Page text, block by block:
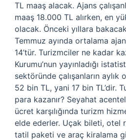
TL maaş alacak. Ajans
maaş 18.000 TL alırken, en
olacak. Önceki yıllara
Temmuz ayında ortalama
14’tür. Turizmciler ne kadar
Kurumu’nun yayınladığı
sektöründe çalışanların aylık
52 bin TL, yani 17 bin TL’dir.
para kazanır? Seyahat
ücret karşılığında turizm
elde ederler. Uçak bileti, otel
tatil paketi ve araç kiralama